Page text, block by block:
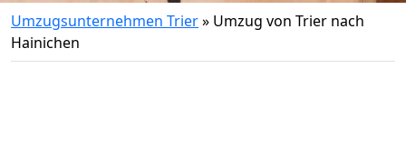
Umzugsunternehmen Trier» Umzug von Trier nach
Hainichen